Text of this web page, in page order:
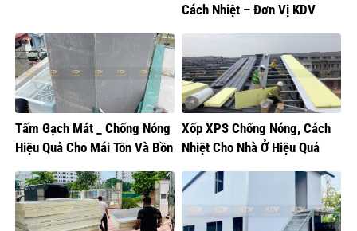
Cách Nhiệt – Đơn Vị KDV
Tấm Gạch Mát _ Chống Nóng
Hiệu Quả Cho Mái Tôn Và Bồn
Xốp XPS Chống Nóng, Cách
Nhiệt Cho Nhà Ở Hiệu Quả